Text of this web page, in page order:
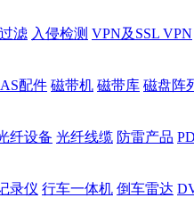
滤 入侵检测 VPN及SSL VPN
配件 磁带机 磁带库 磁盘阵
纤设备 光纤线缆 防雷产品
录仪 行车一体机 倒车雷达